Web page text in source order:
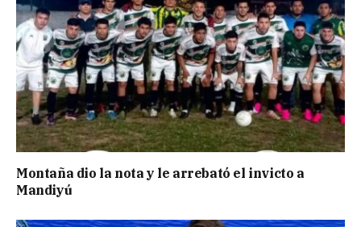
Montaña dio la nota y le arrebató el invicto a
Mandiyú